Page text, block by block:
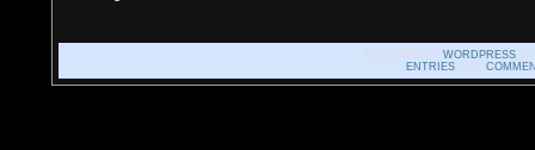
POWERED BY WORDPRESS
ENTRIESAND